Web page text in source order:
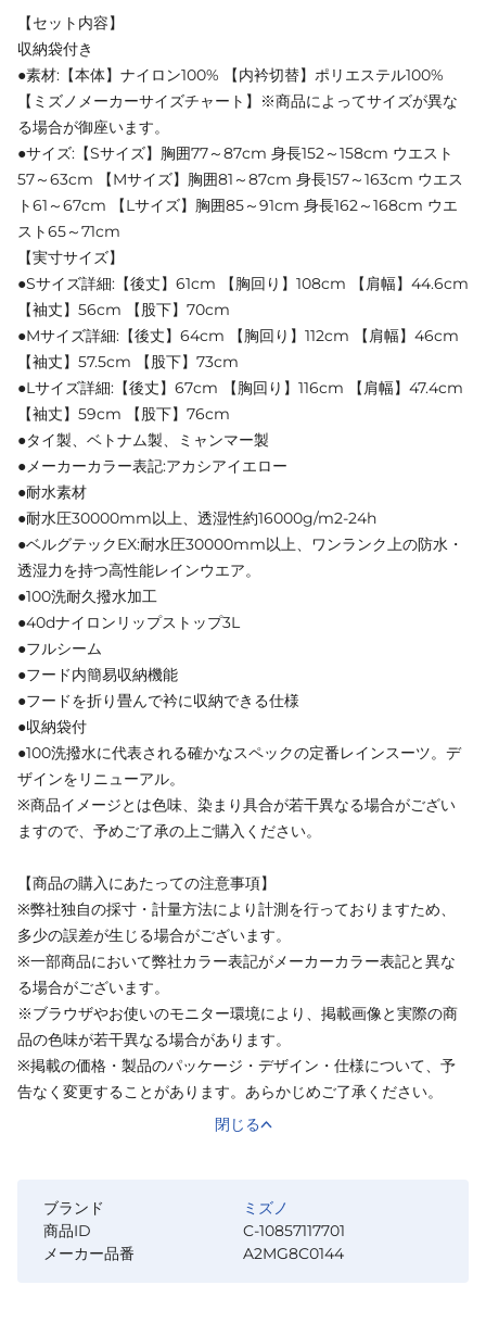
【セット内容】
収納袋付き
●素材:【本体】ナイロン100% 【内衿切替】ポリエステル100%
【ミズノメーカーサイズチャート】※商品によってサイズが異な
る場合が御座います。
●サイズ:【Sサイズ】胸囲77～87cm 身長152～158cm ウエスト
57～63cm 【Mサイズ】胸囲81～87cm 身長157～163cm ウエス
ト61～67cm 【Lサイズ】胸囲85～91cm 身長162～168cm ウエ
スト65～71cm
【実寸サイズ】
●Sサイズ詳細:【後丈】61cm 【胸回り】108cm 【肩幅】44.6cm
【袖丈】56cm 【股下】70cm
●Mサイズ詳細:【後丈】64cm 【胸回り】112cm 【肩幅】46cm
【袖丈】57.5cm 【股下】73cm
●Lサイズ詳細:【後丈】67cm 【胸回り】116cm 【肩幅】47.4cm
【袖丈】59cm 【股下】76cm
●タイ製、ベトナム製、ミャンマー製
●メーカーカラー表記:アカシアイエロー
●耐水素材
●耐水圧30000mm以上、透湿性約16000g/m2-24h
●ベルグテックEX:耐水圧30000mm以上、ワンランク上の防水・
透湿力を持つ高性能レインウエア。
●100洗耐久撥水加工
●40dナイロンリップストップ3L
●フルシーム
●フード内簡易収納機能
●フードを折り畳んで衿に収納できる仕様
●収納袋付
●100洗撥水に代表される確かなスペックの定番レインスーツ。デ
ザインをリニューアル。
※商品イメージとは色味、染まり具合が若干異なる場合がござい
ますので、予めご了承の上ご購入ください。
【商品の購入にあたっての注意事項】
※弊社独自の採寸・計量方法により計測を行っておりますため、
多少の誤差が生じる場合がございます。
※一部商品において弊社カラー表記がメーカーカラー表記と異な
る場合がございます。
※ブラウザやお使いのモニター環境により、掲載画像と実際の商
品の色味が若干異なる場合があります。
※掲載の価格・製品のパッケージ・デザイン・仕様について、予
告なく変更することがあります。あらかじめご了承ください。
閉じる
ブランド
ミズノ
商品ID
C-10857117701
メーカー品番
A2MG8C0144